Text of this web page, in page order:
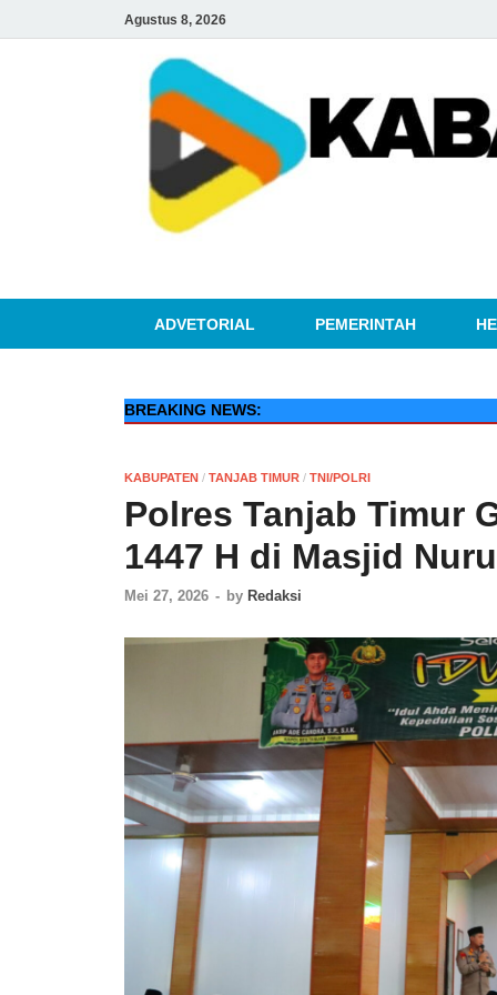
Agustus 8, 2026
ADVETORIAL PEMERINTAH
BREAKING NEWS:
KABUPATEN / TANJAB TIMUR / TNI/POLRI
Polres Tanjab Timur
1447 H di Masjid
Mei 27, 2026 - by Redaksi